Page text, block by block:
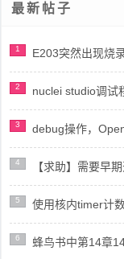
最新帖子
1 E203突然出现烧
2 nuclei studio调试
3 debug操作，
4 【求助】需要早
5 使用核内timer计
6 蜂鸟书中第14章